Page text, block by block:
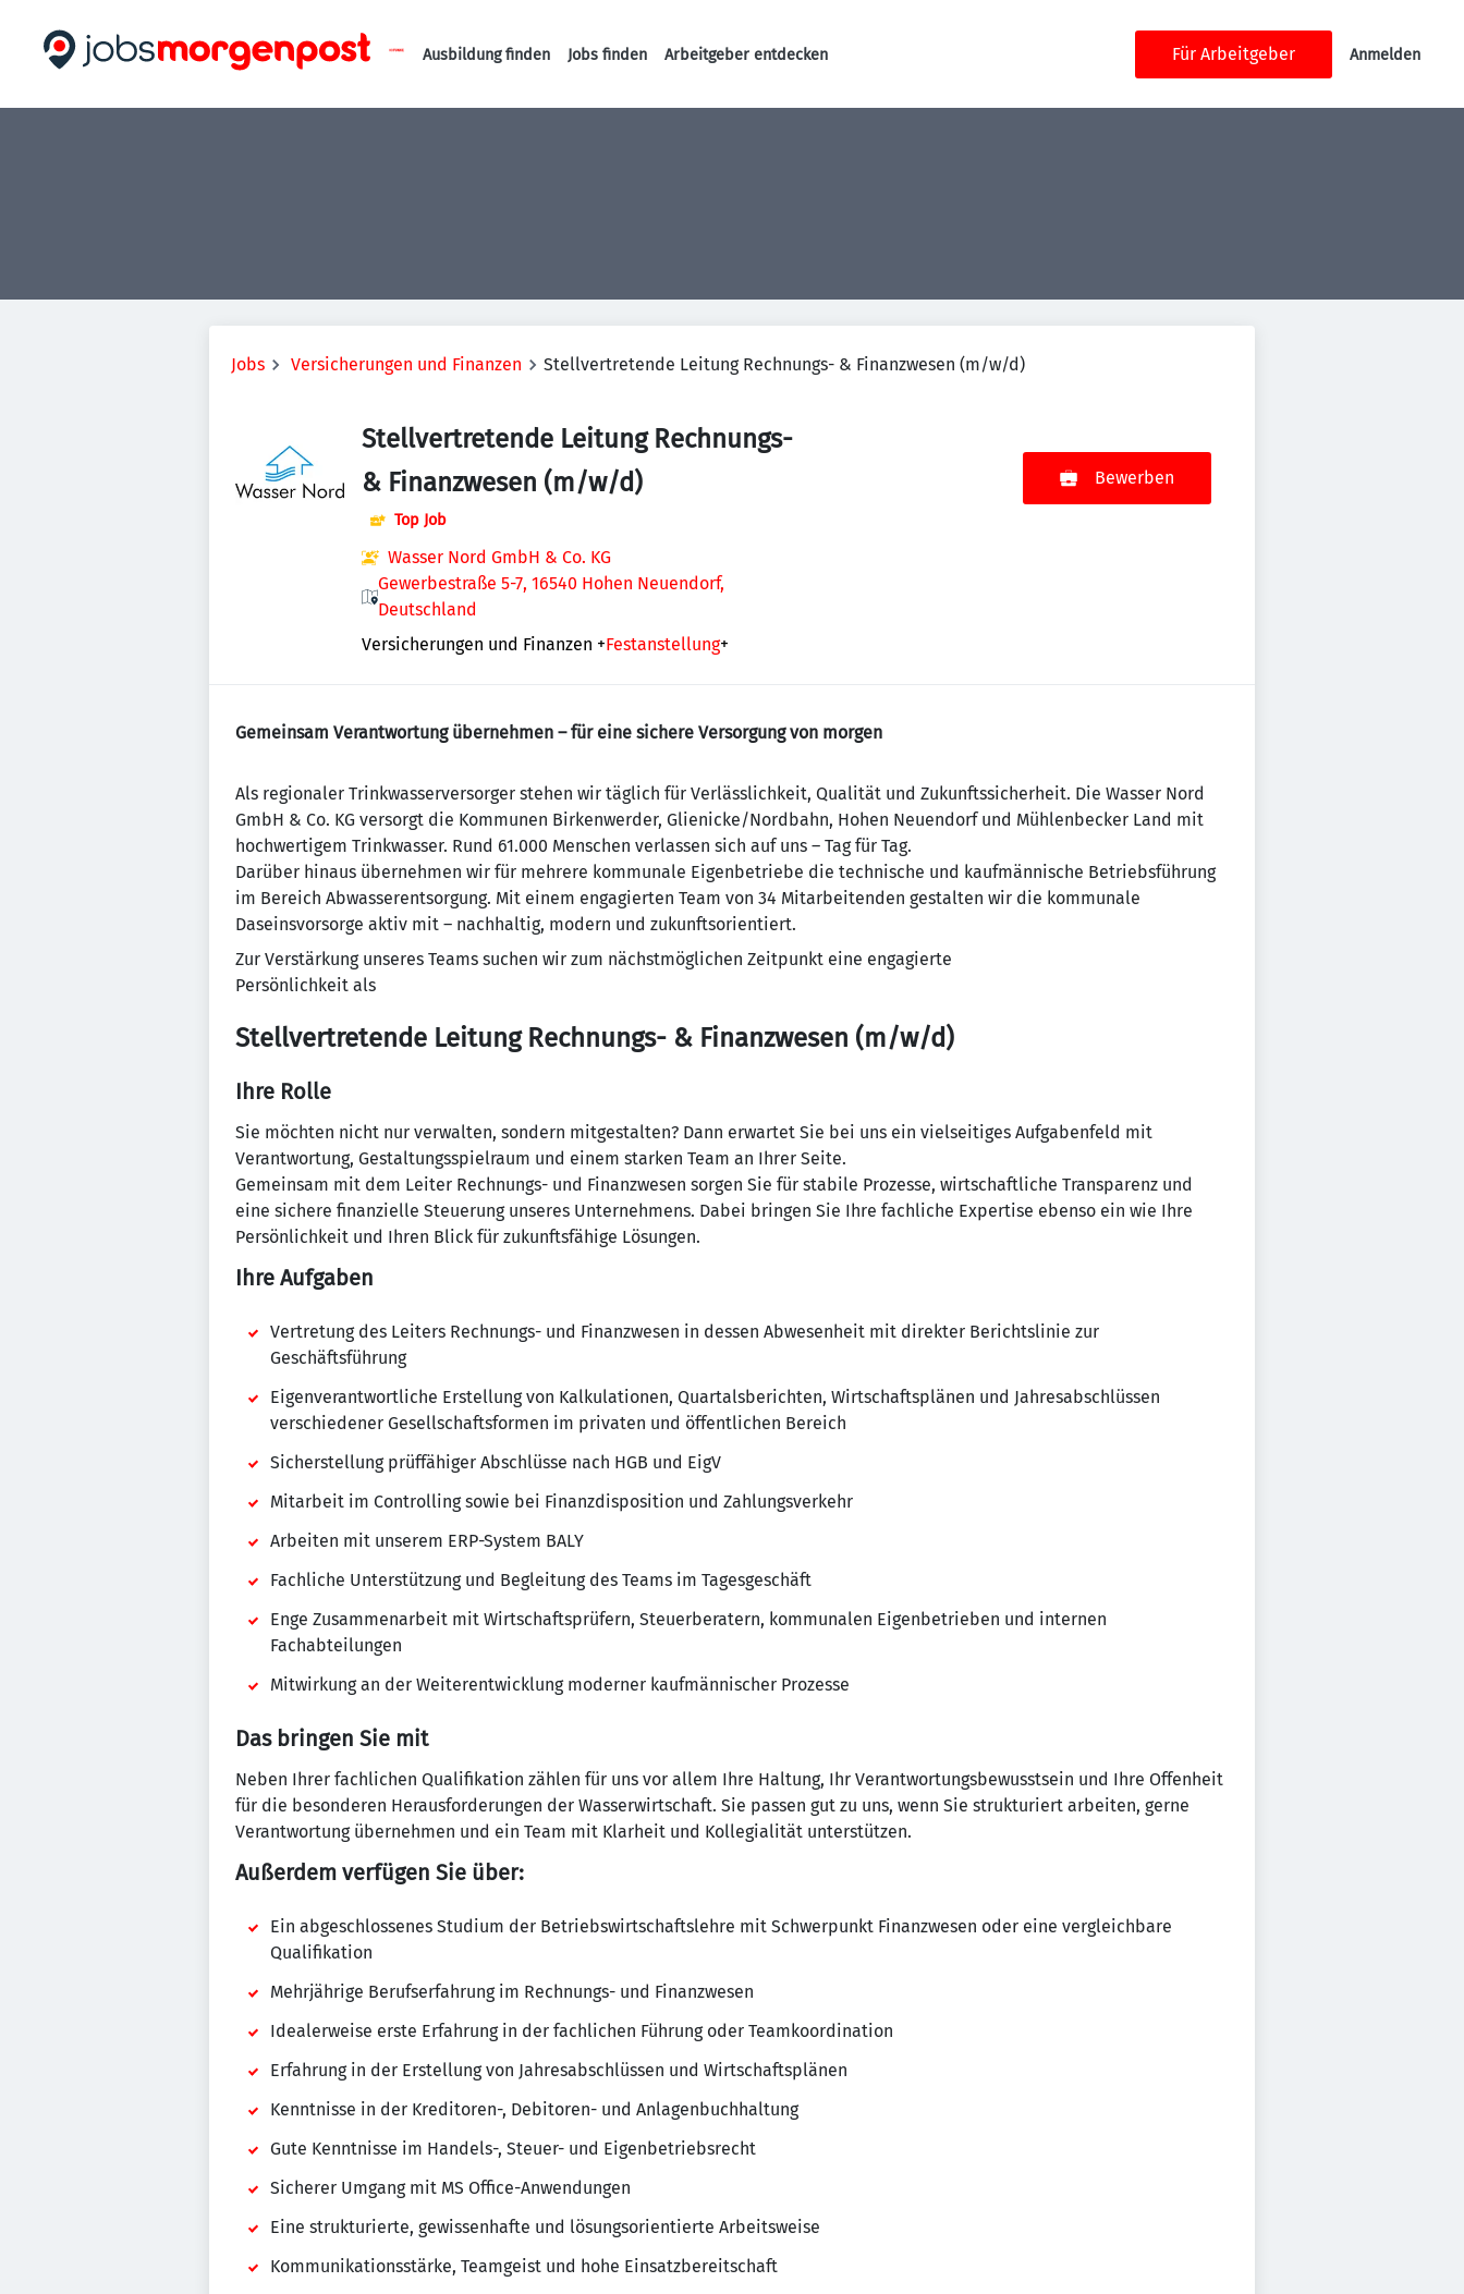
Haupt-Navigation
Ausbildung finden Jobs finden Arbeitgeber entdecken Für Arbeitgeber Anmelden
Jobs Versicherungen und Finanzen Stellvertretende Leitung Rechnungs- & Finanzwesen (m/w/d)
Stellvertretende Leitung Rechnungs-
& Finanzwesen (m/w/d)
Top Job
Wasser Nord GmbH & Co. KG
Gewerbestraße 5-7, 16540 Hohen Neuendorf,
Deutschland
Versicherungen und Finanzen +Festanstellung+
Bewerben
Gemeinsam Verantwortung übernehmen – für eine sichere Versorgung von morgen
Als regionaler Trinkwasserversorger stehen wir täglich für Verlässlichkeit, Qualität und Zukunftssicherheit. Die Wasser Nord
GmbH & Co. KG versorgt die Kommunen Birkenwerder, Glienicke/Nordbahn, Hohen Neuendorf und Mühlenbecker Land mit
hochwertigem Trinkwasser. Rund 61.000 Menschen verlassen sich auf uns – Tag für Tag.
Darüber hinaus übernehmen wir für mehrere kommunale Eigenbetriebe die technische und kaufmännische Betriebsführung
im Bereich Abwasserentsorgung. Mit einem engagierten Team von 34 Mitarbeitenden gestalten wir die kommunale
Daseinsvorsorge aktiv mit – nachhaltig, modern und zukunftsorientiert.
Zur Verstärkung unseres Teams suchen wir zum nächstmöglichen Zeitpunkt eine engagierte
Persönlichkeit als
Stellvertretende Leitung Rechnungs- & Finanzwesen (m/w/d)
Ihre Rolle
Sie möchten nicht nur verwalten, sondern mitgestalten? Dann erwartet Sie bei uns ein vielseitiges Aufgabenfeld mit
Verantwortung, Gestaltungsspielraum und einem starken Team an Ihrer Seite.
Gemeinsam mit dem Leiter Rechnungs- und Finanzwesen sorgen Sie für stabile Prozesse, wirtschaftliche Transparenz und
eine sichere finanzielle Steuerung unseres Unternehmens. Dabei bringen Sie Ihre fachliche Expertise ebenso ein wie Ihre
Persönlichkeit und Ihren Blick für zukunftsfähige Lösungen.
Ihre Aufgaben
Vertretung des Leiters Rechnungs- und Finanzwesen in dessen Abwesenheit mit direkter Berichtslinie zur
Geschäftsführung
Eigenverantwortliche Erstellung von Kalkulationen, Quartalsberichten, Wirtschaftsplänen und Jahresabschlüssen
verschiedener Gesellschaftsformen im privaten und öffentlichen Bereich
Sicherstellung prüffähiger Abschlüsse nach HGB und EigV
Mitarbeit im Controlling sowie bei Finanzdisposition und Zahlungsverkehr
Arbeiten mit unserem ERP-System BALY
Fachliche Unterstützung und Begleitung des Teams im Tagesgeschäft
Enge Zusammenarbeit mit Wirtschaftsprüfern, Steuerberatern, kommunalen Eigenbetrieben und internen
Fachabteilungen
Mitwirkung an der Weiterentwicklung moderner kaufmännischer Prozesse
Das bringen Sie mit
Neben Ihrer fachlichen Qualifikation zählen für uns vor allem Ihre Haltung, Ihr Verantwortungsbewusstsein und Ihre Offenheit
für die besonderen Herausforderungen der Wasserwirtschaft. Sie passen gut zu uns, wenn Sie strukturiert arbeiten, gerne
Verantwortung übernehmen und ein Team mit Klarheit und Kollegialität unterstützen.
Außerdem verfügen Sie über:
Ein abgeschlossenes Studium der Betriebswirtschaftslehre mit Schwerpunkt Finanzwesen oder eine vergleichbare
Qualifikation
Mehrjährige Berufserfahrung im Rechnungs- und Finanzwesen
Idealerweise erste Erfahrung in der fachlichen Führung oder Teamkoordination
Erfahrung in der Erstellung von Jahresabschlüssen und Wirtschaftsplänen
Kenntnisse in der Kreditoren-, Debitoren- und Anlagenbuchhaltung
Gute Kenntnisse im Handels-, Steuer- und Eigenbetriebsrecht
Sicherer Umgang mit MS Office-Anwendungen
Eine strukturierte, gewissenhafte und lösungsorientierte Arbeitsweise
Kommunikationsstärke, Teamgeist und hohe Einsatzbereitschaft